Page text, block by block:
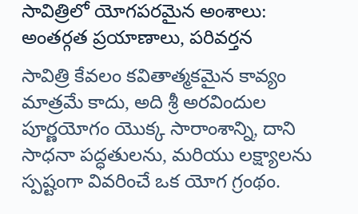
సావిత్రిలో యోగపరమైన అంశాలు:
అంతర్గత ప్రయాణాలు, పరివర్తన
సావిత్రి కేవలం కవితాత్మకమైన కావ్యం
మాత్రమే కాదు, అది శ్రీ అరవిందుల
పూర్ణయోగం యొక్క సారాంశాన్ని, దాని
సాధనా పద్ధతులను, మరియు లక్ష్యాలను
స్పష్టంగా వివరించే ఒక యోగ గ్రంథం.